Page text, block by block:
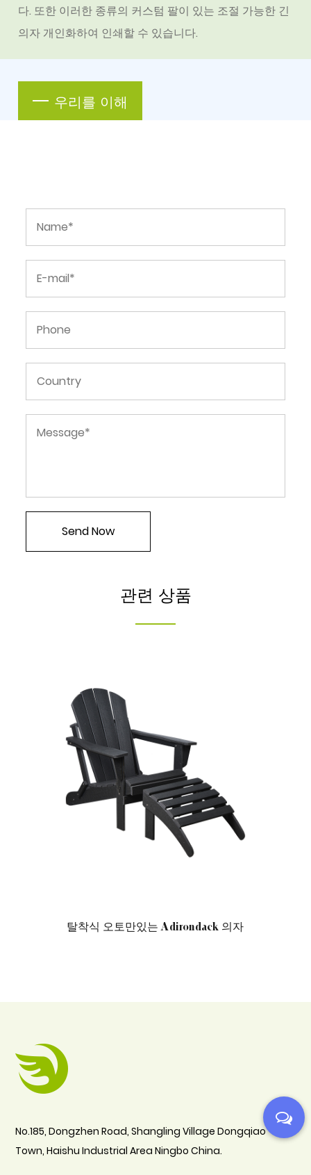
다. 또한 이러한 종류의 커스텀 팔이 있는 조절 가능한 긴
의자 개인화하여 인쇄할 수 있습니다.
우리를 이해
관련 상품
만있는 Adirondack 의자
오토만 기능이 있는
No.185, Dongzhen Road, Shangling Village Dongqiao
Town, Haishu Industrial Area Ningbo China.